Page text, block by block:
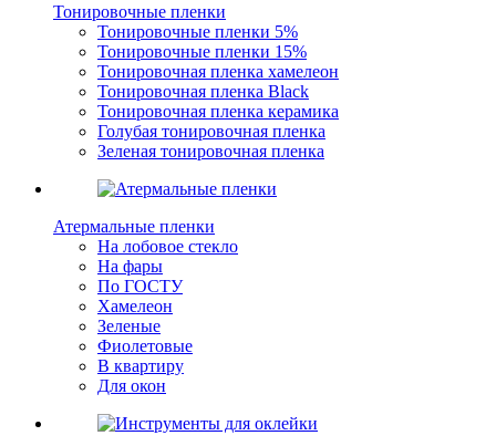
Тонировочные пленки
Тонировочные пленки 5%
Тонировочные пленки 15%
Тонировочная пленка хамелеон
Тонировочная пленка Black
Тонировочная пленка керамика
Голубая тонировочная пленка
Зеленая тонировочная пленка
Атермальные пленки
На лобовое стекло
На фары
По ГОСТУ
Хамелеон
Зеленые
Фиолетовые
В квартиру
Для окон